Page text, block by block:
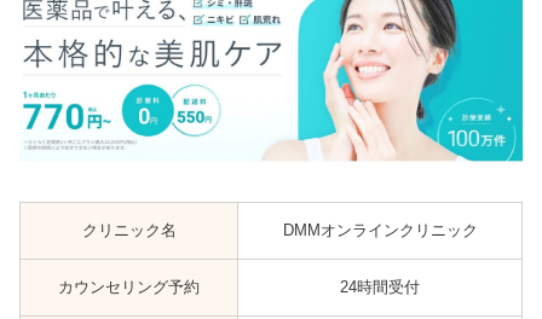
クリニック名 DMMオンラインクリニック
カウンセリング予約 24時間受付